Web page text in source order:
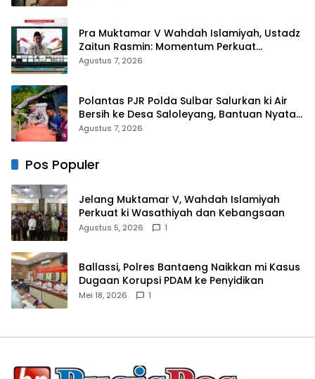
Pra Muktamar V Wahdah Islamiyah, Ustadz
Zaitun Rasmin: Momentum Perkuat
Konsolidasi dan Evaluasi Perjalanan
Agustus 7, 2026
Polantas PJR Polda Sulbar Salurkan ki Air
Bersih ke Desa Saloleyang, Bantuan Nyata
di Tengah Musim Kemarau
Agustus 7, 2026
Pos Populer
Jelang Muktamar V, Wahdah Islamiyah
Perkuat ki Wasathiyah dan Kebangsaan
Agustus 5, 2026 1
Ballassi, Polres Bantaeng Naikkan mi Kasus
Dugaan Korupsi PDAM ke Penyidikan
Mei 18, 2026 1